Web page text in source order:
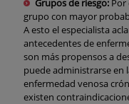
grupo con mayor
A esto el especialista
antecedentes de
son más propensos a
puede administrarse en
enfermedad venosa
existen